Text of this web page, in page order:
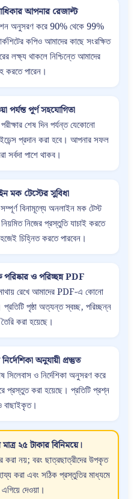
আপনার রেজাল্ট
অনুসরণ করে 90% থেকে 99%
কপিও আমাদের কাছে সংরক্ষিত
থাকলে নিশ্চিন্তে আমাদের
করতে পারেন।
পর্যন্ত পূর্ণ সহযোগিতা
শেষ দিন পর্যন্ত যেকোনো
প্রদান করা হবে। আপনার সফল
পাশে থাকব।
মক টেস্টের সুবিধা
বিনামূল্যে অনলাইন মক টেস্ট
নিজের প্রস্তুতি যাচাই করতে
চিহ্নিত করতে পারবেন।
ও পরিচ্ছন্ন PDF
রেখে আমাদের PDF-এ কোনো
পৃষ্ঠা অত্যন্ত স্বচ্ছ, পরিচ্ছন্ন
করা হয়েছে।
অনুযায়ী প্রস্তুত
সিলেবাস ও নির্দেশিকা অনুসরণ করে
প্রস্তুত করা হয়েছে। প্রতিটি প্রশ্ন
বাছাইকৃত।
২৫ টাকার বিনিময়ে।
করা নয়; বরং ছাত্রছাত্রীদের উপকৃত
করা এবং সঠিক প্রস্তুতির মাধ্যমে
দেওয়া।